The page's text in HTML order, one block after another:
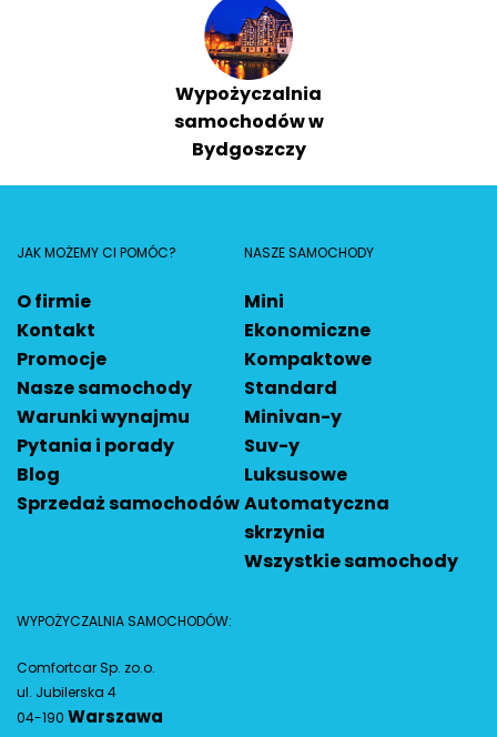
Wypożyczalnia
samochodów w
Bydgoszczy
JAK MOŻEMY CI POMÓC?
O firmie
Kontakt
Promocje
Nasze samochody
Warunki wynajmu
Pytania i porady
Blog
Sprzedaż samochodów
NASZE SAMOCHODY
Mini
Ekonomiczne
Kompaktowe
Standard
Minivan-y
Suv-y
Luksusowe
Automatyczna
skrzynia
Wszystkie samochody
WYPOŻYCZALNIA SAMOCHODÓW:
Comfortcar Sp. zo.o.
ul. Jubilerska 4
04-190 Warszawa